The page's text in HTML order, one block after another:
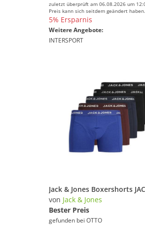
zuletzt überprüft am 06.08.2026 um
Preis kann sich seitdem geändert haben.
5% Ersparnis
Weitere Angebote:
INTERSPORT
von Jack & Jones
Bester Preis
gefunden bei OTTO